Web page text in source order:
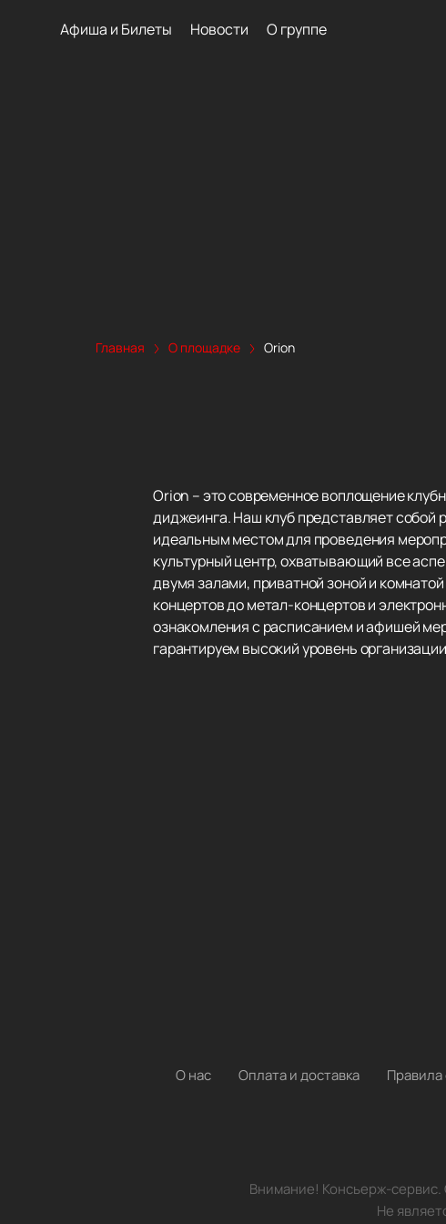
Афиша и Билеты Новости О группе
Главная О площадке Orion
Orion – это современное воплощение
диджеинга. Наш клуб представляет собой
идеальным местом для проведения
культурный центр, охватывающий все
двумя залами, приватной зоной и
концертов до метал-концертов и
ознакомления с расписанием и афишей
гарантируем высокий уровень
О нас
Оплата и доставка Правила
Внимание! Консьерж-сервис.
Не